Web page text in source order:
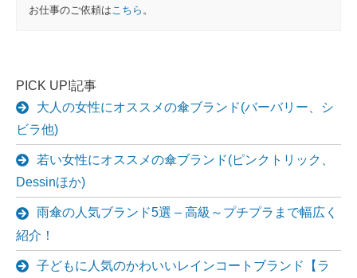
お仕事のご依頼は こちら 。
PICK UP!記事
大人の女性にオススメの傘ブランド(バーバリー、シ
ビラ他)
若い女性にオススメの傘ブランド(ピンクトリック、
Dessinほか)
雨傘の人気ブランド5選 – 高級～プチプラまで幅広く
紹介！
子どもに人気のかわいいレインコートブランド【ラ